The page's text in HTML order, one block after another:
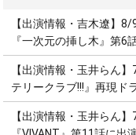
【出演情報・吉木遼】
『一次元の挿し木』第6
【出演情報・玉井らん
テリークラブ!!!』再現ド
【出演情報・玉井らん